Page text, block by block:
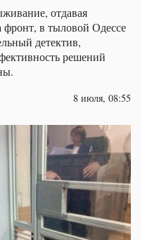
отдавая
в тыловой Одессе
детектив,
решений
8 июля, 08:55